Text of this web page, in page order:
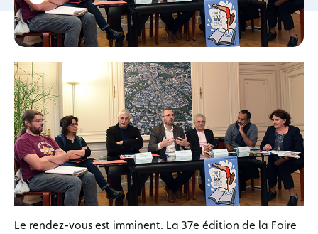
Le rendez-vous est imminent. La 37e édition de la Foire